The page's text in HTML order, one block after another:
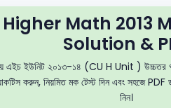
Math 2013
Solution &
এইচ ইউনিট ২০১৩-১৪ (CU H Unit ) উচ্চতর
করুন, নিয়মিত মক টেস্ট দিন এবং সহজে
নিন।